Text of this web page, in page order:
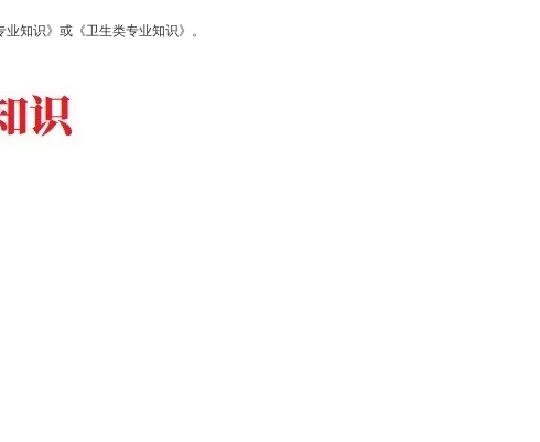
知识》或《卫生类专业知识》。